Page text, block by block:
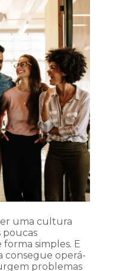
uma cultura
poucas
simples. E
consegue operá-
problemas